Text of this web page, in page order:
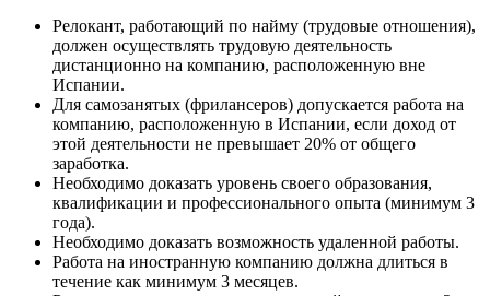
Релокант, работающий по найму (трудовые отношения),
должен осуществлять трудовую деятельность
дистанционно на компанию, расположенную вне
Испании.
Для самозанятых (фрилансеров) допускается работа на
компанию, расположенную в Испании, если доход от
этой деятельности не превышает 20% от общего
заработка.
Необходимо доказать уровень своего образования,
квалификации и профессионального опыта (минимум 3
года).
Необходимо доказать возможность удаленной работы.
Работа на иностранную компанию должна длиться в
течение как минимум 3 месяцев.